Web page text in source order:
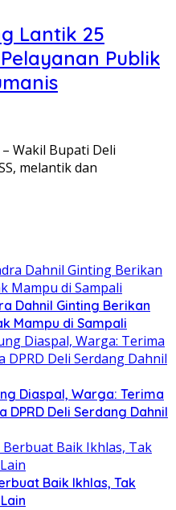
Lantik 25
Publik
Wakil Bupati Deli
melantik dan
Dahnil Ginting Berikan
Mampu di Sampali
Diaspal, Warga: Terima
DPRD Deli Serdang Dahnil
Baik Ikhlas, Tak